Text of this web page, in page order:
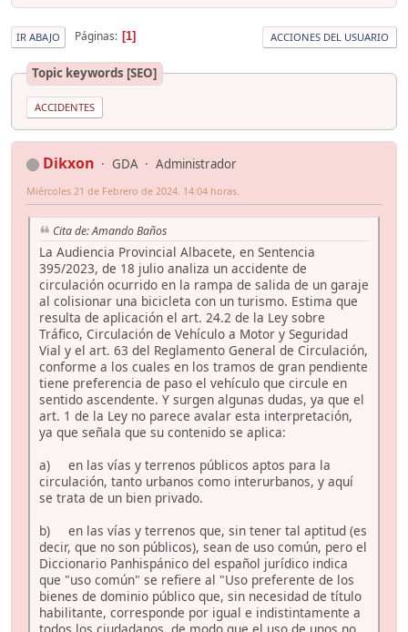
IR ABAJO Páginas 1 ACCIONES DEL USUARIO
Topic keywords [SEO]
ACCIDENTES
Dikxon GDA Administrador
Miércoles 21 de Febrero de 2024. 14:04 horas.
Cita de: Amando Baños
La Audiencia Provincial Albacete, en Sentencia
395/2023, de 18 julio analiza un accidente de
circulación ocurrido en la rampa de salida de un garaje
al colisionar una bicicleta con un turismo. Estima que
resulta de aplicación el art. 24.2 de la Ley sobre
Tráfico, Circulación de Vehículo a Motor y Seguridad
Vial y el art. 63 del Reglamento General de Circulación,
conforme a los cuales en los tramos de gran pendiente
tiene preferencia de paso el vehículo que circule en
sentido ascendente. Y surgen algunas dudas, ya que el
art. 1 de la Ley no parece avalar esta interpretación,
ya que señala que su contenido se aplica:
a) en las vías y terrenos públicos aptos para la
circulación, tanto urbanos como interurbanos, y aquí
se trata de un bien privado.
b) en las vías y terrenos que, sin tener tal aptitud (es
decir, que no son públicos), sean de uso común, pero el
Diccionario Panhispánico del español jurídico indica
que "uso común" se refiere al "Uso preferente de los
bienes de dominio público que, sin necesidad de título
habilitante, corresponde por igual e indistintamente a